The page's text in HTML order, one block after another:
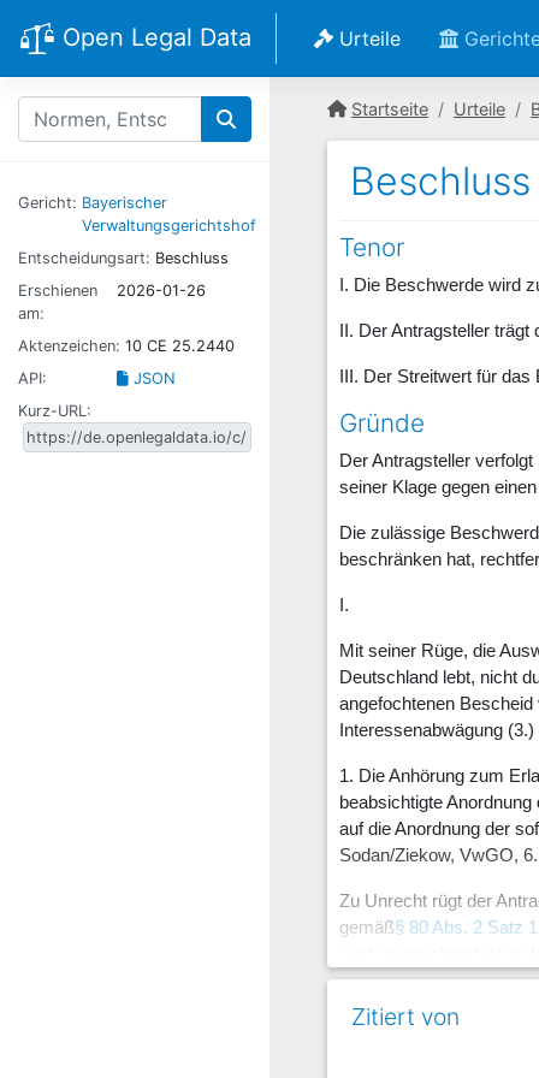
Open Legal Data Urteile
Gericht: Bayerischer
Verwaltungsgerichtshof
Entscheidungsart: Beschluss
Erschienen
am:
2026-01-26
Aktenzeichen: 10 CE 25.2440
API:
JSON
Kurz-URL:
Startseite Urteile
Tenor
I. Die Beschwerde wird
II. Der Antragsteller
III. Der Streitwert für
Gründe
Der Antragsteller
seiner Klage gegen
Die zulässige
beschränken hat,
I.
Mit seiner Rüge, die
Deutschland lebt, nicht
angefochtenen
Interessenabwägung
1. Die Anhörung zum
beabsichtigte
auf die Anordnung der
Sodan/Ziekow, VwGO,
Zu Unrecht rügt der
gemäß§ 80 Abs. 2 Satz
diese Gründe als
Entscheidung in der
Zitiert von